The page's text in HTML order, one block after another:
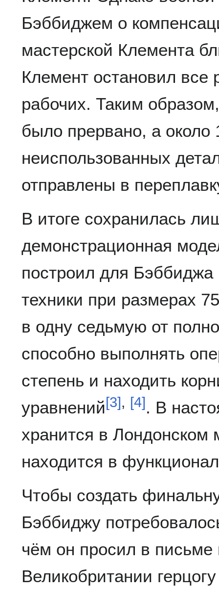
Бэббиджем о
мастерской Клемента
Клемент остановил все
рабочих. Таким
было прервано, а около
неиспользованных
отправлены в
В итоге сохранилась
демонстрационная
построил для ​​Бэббиджа
техники при размерах
в одну седьмую от
способно выполнять
степень и находить
уравнений[3], [4] . В
хранится в Лондонском
находится в
Чтобы создать
Бэббиджу
чём он просил в
Великобритании